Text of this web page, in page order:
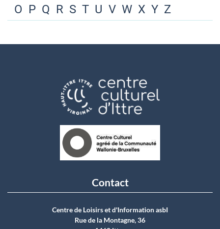
O P Q R S T U V W X Y Z
Contact
Centre de Loisirs et d'Information asbI
Rue de la Montagne, 36